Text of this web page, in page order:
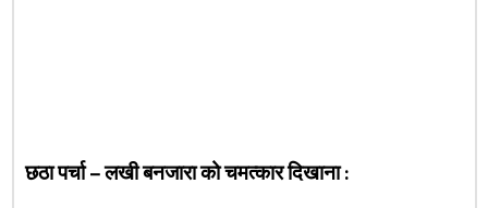
छठा पर्चा – लखी बनजारा को चमत्कार दिखाना :